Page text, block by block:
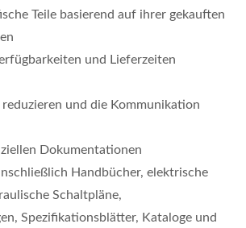
Teile basierend auf ihrer gekauften
und Lieferzeiten
und die Kommunikation
Dokumentationen
Handbücher, elektrische
Schaltpläne,
Spezifikationsblätter, Kataloge und